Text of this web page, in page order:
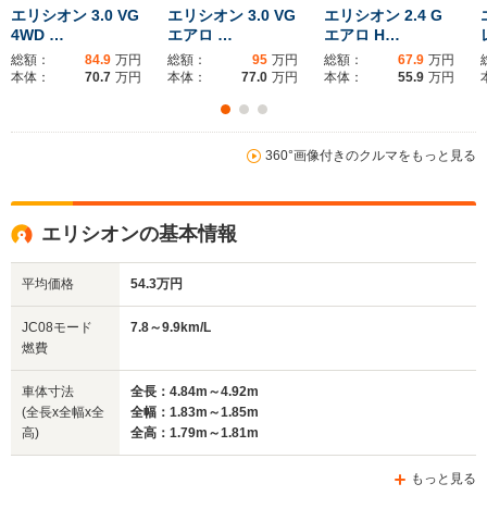
燃費
駆動方式
ホイールベース
-m
ホイールベース
-m
ホイー
エリシオン 3.0 VG
4WD …
総額： 84.9 万円
本体：
70.7 万円
エリシオン 3.0 VG
エアロ …
総額： 95 万円
本体：
77.0 万円
エリシオン 2.4 G
エアロ H…
総額： 67.9 万円
本体：
55.9 万円
360°画像付きのクルマをもっと見る
エリシオンの基本情報
平均価格 54.3万円
JC08モード
燃費
7.8～9.9km/L
車体寸法
(全長x全幅x全
高)
全長：4.84m～4.92m
全幅：1.83m～1.85m
全高：1.79m～1.81m
もっと見る